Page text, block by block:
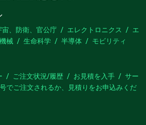
、防衛、官公庁 エレクトロニクス
エ
械 生命科学 半導体 モビリティ
ご注文状況/履歴 お見積を入手
サー
でご注文されるか、見積りをお申込みくだ